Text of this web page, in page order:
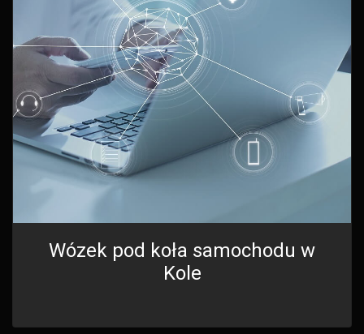
Wózek pod koła samochodu w
Kole